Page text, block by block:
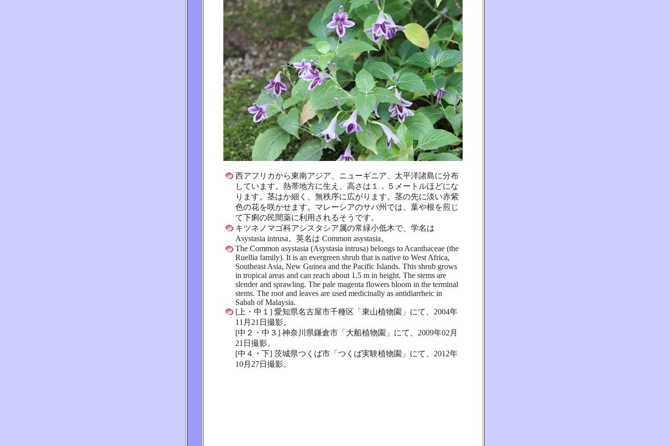
西アフリカから東南アジア、ニューギニア、太平洋諸島に分布
しています。熱帯地方に生え、高さは１．５メートルほどにな
ります。茎はか細く、無秩序に広がります。茎の先に淡い赤紫
色の花を咲かせます。マレーシアのサバ州では、葉や根を煎じ
て下痢の民間薬に利用されるそうです。
キツネノマゴ科アシスタシア属の常緑小低木で、学名は
Asystasia intrusa。英名は Common asystasia。
The Common asystasia (Asystasia intrusa) belongs to Acanthaceae (the
Ruellia family). It is an evergreen shrub that is native to West Africa,
Southeast Asia, New Guinea and the Pacific Islands. This shrub grows
in tropical areas and can reach about 1.5 m in height. The stems are
slender and sprawling. The pale magenta flowers bloom in the terminal
stems. The root and leaves are used medicinally as antidiarrheic in
Sabah of Malaysia.
[上・中１] 愛知県名古屋市千種区「東山植物園」にて、2004年
11月21日撮影。
[中２・中３] 神奈川県鎌倉市「大船植物園」にて、2009年02月
21日撮影。
[中４・下] 茨城県つくば市「つくば実験植物園」にて、2012年
10月27日撮影。